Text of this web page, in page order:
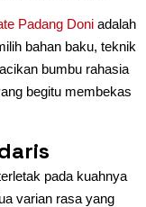
Padang Doni adalah
bahan baku, teknik
bumbu rahasia
begitu membekas
pada kuahnya
varian rasa yang